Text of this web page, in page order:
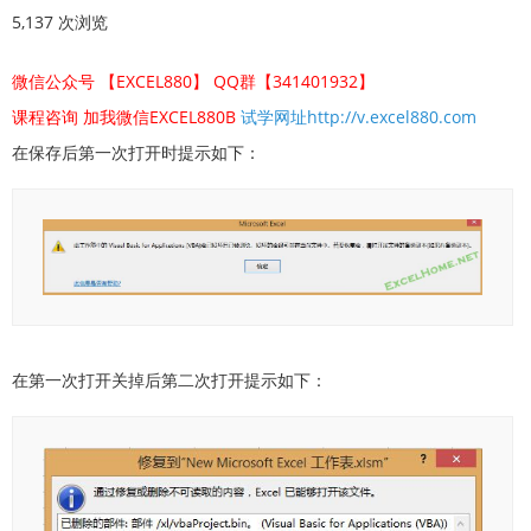
5,137 次浏览
微信公众号 【EXCEL880】 QQ群【341401932】
课程咨询 加我微信EXCEL880B 试学网址http://v.excel880.com
在保存后第一次打开时提示如下：
在第一次打开关掉后第二次打开提示如下：